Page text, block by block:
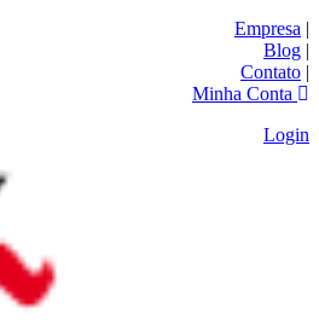
Empresa |
Blog |
Contato |
Minha Conta
Login